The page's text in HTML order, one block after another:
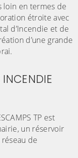
loin en termes de
étroite avec
d’Incendie et de
d’une grande
INCENDIE
TP est
un réservoir
de